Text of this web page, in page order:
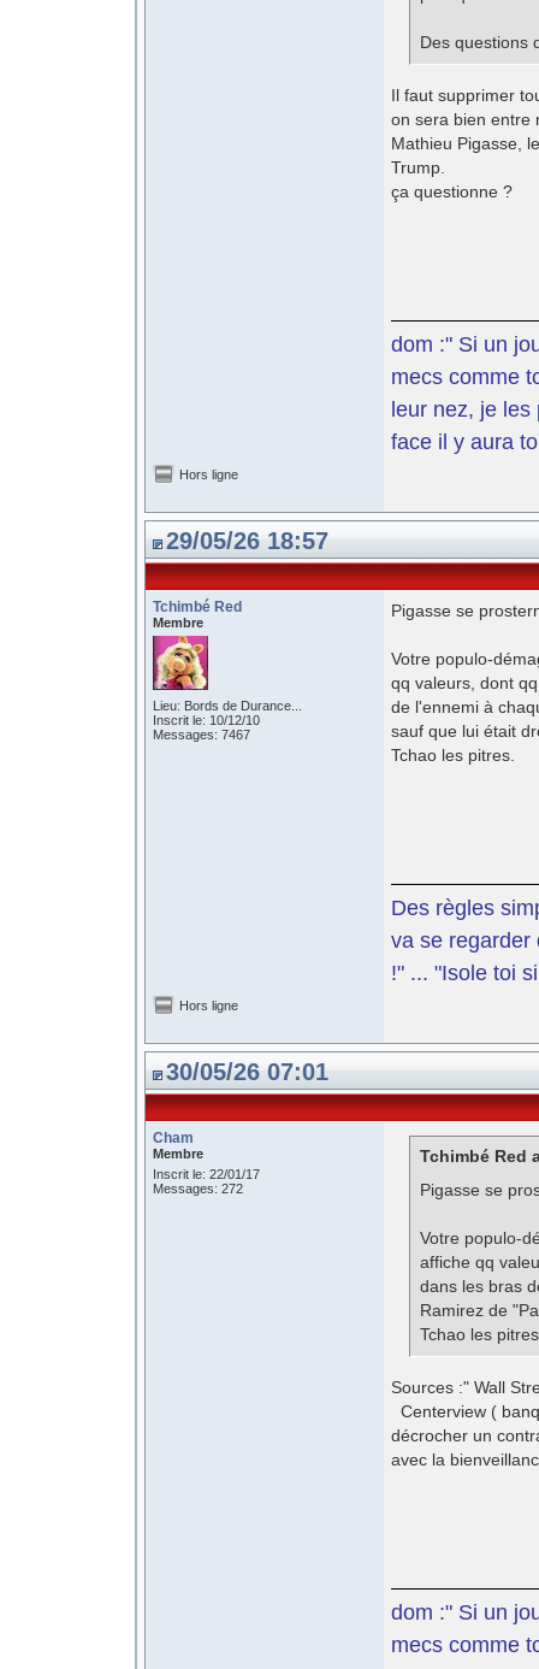
Des questions
Il faut supprimer
on sera bien entre
Mathieu Pigasse,
Trump.
ça questionne ?
dom :" Si un
mecs comme
leur nez, je les
face il y aura
Hors ligne
29/05/26 18:57
Tchimbé Red
Membre
Lieu: Bords de Durance...
Inscrit le: 10/12/10
Messages: 7467
Pigasse se
Votre populo-
qq valeurs, dont
de l'ennemi à
sauf que lui était
Tchao les pitres.
Des règles
va se regarder
!" ... "Isole toi
Hors ligne
30/05/26 07:01
Cham
Membre
Inscrit le: 22/01/17
Messages: 272
Tchimbé Red
Pigasse se
Votre populo-
affiche qq
dans les bras
Ramirez de
Tchao les
Sources :" Wall
Centerview (
décrocher un
avec la
dom :" Si un
mecs comme